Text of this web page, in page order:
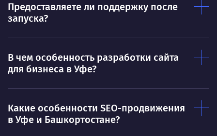
Предоставляете ли поддержку после
запуска?
В чем особенность разработки сайта
для бизнеса в Уфе?
Какие особенности SEO-продвижения
в Уфе и Башкортостане?